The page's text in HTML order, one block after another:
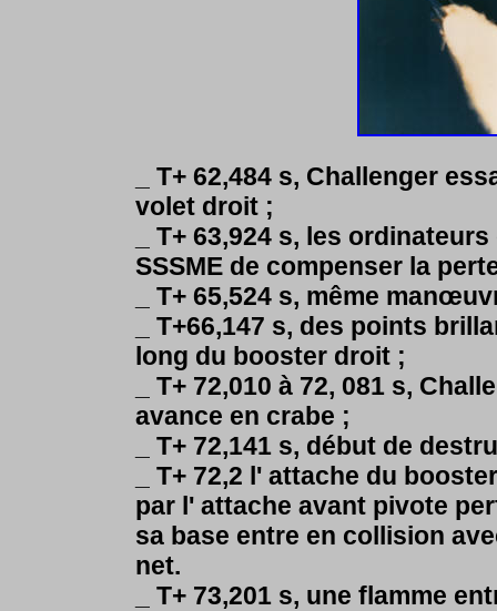
_ T+ 62,484 s, Challenger
volet droit ;
_ T+ 63,924 s, les
SSSME de compenser la
_ T+ 65,524 s, même
_ T+66,147 s, des points
long du booster droit ;
_ T+ 72,010 à 72, 081 s,
avance en crabe ;
_ T+ 72,141 s, début de
_ T+ 72,2 l' attache du
par l' attache avant pivote
sa base entre en collision
net.
_ T+ 73,201 s, une flamme